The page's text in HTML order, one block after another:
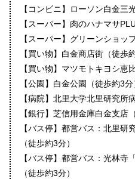
【コンビニ】ローソン白金三
【スーパー】肉のハナマサ
【スーパー】グリーンショッ
【買い物】白金商店街（徒歩
【買い物】マツモトキヨシ恵
【公園】白金公園（徒歩約3分
【病院】北里大学北里研究所
【銀行】芝信用金庫白金支店
【バス停】都営バス：北里研
（徒歩約3分）
【バス停】都営バス：光林寺
（徒歩約3分）